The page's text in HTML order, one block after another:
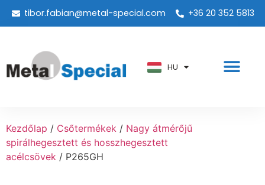
tibor.fabian@metal-special.com +36 20 352 5813
HU
PT
AR
Kezdőlap / Csőtermékek / Nagy átmérőjű
spirálhegesztett és hosszhegesztett
acélcsövek / P265GH